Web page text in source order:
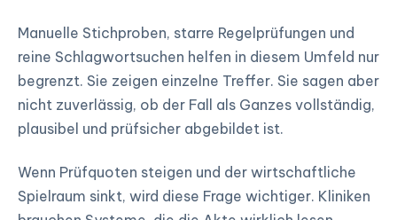
Manuelle Stichproben, starre Regelprüfungen und
reine Schlagwortsuchen helfen in diesem Umfeld nur
begrenzt. Sie zeigen einzelne Treffer. Sie sagen aber
nicht zuverlässig, ob der Fall als Ganzes vollständig,
plausibel und prüfsicher abgebildet ist.
Wenn Prüfquoten steigen und der wirtschaftliche
Spielraum sinkt, wird diese Frage wichtiger. Kliniken